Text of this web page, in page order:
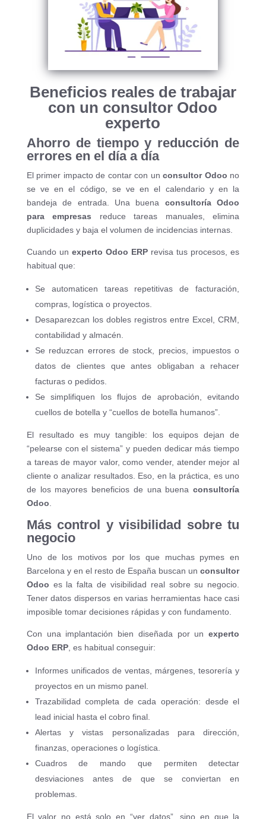
Beneficios reales de trabajar
con un consultor Odoo
experto
Ahorro de tiempo y reducción de
errores en el día a día
El primer impacto de contar con unconsultor Odoo no
se ve en el código, se ve en el calendario y en la
bandeja de entrada. Una buena consultoría Odoo
para empresas reduce tareas manuales, elimina
duplicidades y baja el volumen de incidencias internas.
Cuando un experto Odoo ERP revisa tus procesos, es
habitual que:
Se automaticen tareas repetitivas de facturación,
compras, logística o proyectos.
Desaparezcan los dobles registros entre Excel, CRM,
contabilidad y almacén.
Se reduzcan errores de stock, precios, impuestos o
datos de clientes que antes obligaban a rehacer
facturas o pedidos.
Se simplifiquen los flujos de aprobación, evitando
cuellos de botella y “cuellos de botella humanos”.
El resultado es muy tangible: los equipos dejan de
“pelearse con el sistema” y pueden dedicar más tiempo
a tareas de mayor valor, como vender, atender mejor al
cliente o analizar resultados. Eso, en la práctica, es uno
de los mayores beneficios de una buenaconsultoría
Odoo.
Más control y visibilidad sobre tu
negocio
Uno de los motivos por los que muchas pymes en
Barcelona y en el resto de España buscan unconsultor
Odoo es la falta de visibilidad real sobre su negocio.
Tener datos dispersos en varias herramientas hace casi
imposible tomar decisiones rápidas y con fundamento.
Con una implantación bien diseñada por unexperto
Odoo ERP, es habitual conseguir:
Informes unificados de ventas, márgenes, tesorería y
proyectos en un mismo panel.
Trazabilidad completa de cada operación: desde el
lead inicial hasta el cobro final.
Alertas y vistas personalizadas para dirección,
finanzas, operaciones o logística.
Cuadros de mando que permiten detectar
desviaciones antes de que se conviertan en
problemas.
El valor no está solo en “ver datos”, sino en que la